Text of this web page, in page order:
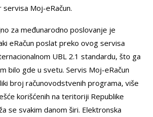
Moj-eRačun.
za međunarodno poslovanje je
eRačun poslat preko ovog servisa
UBL 2.1 standardu, što ga
bilo gde u svetu. Servis Moj-eRačun
broj računovodstvenih programa, više
korišćenih na teritoriji Republike
se svakim danom širi. Elektronska